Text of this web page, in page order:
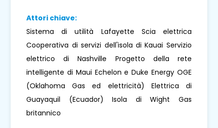
Attori chiave:
Sistema di utilità Lafayette Scia elettrica
Cooperativa di servizi dell'isola di Kauai Servizio
elettrico di Nashville Progetto della rete
intelligente di Maui Echelon e Duke Energy OGE
(Oklahoma Gas ed elettricità) Elettrica di
Guayaquil (Ecuador) Isola di Wight Gas
britannico